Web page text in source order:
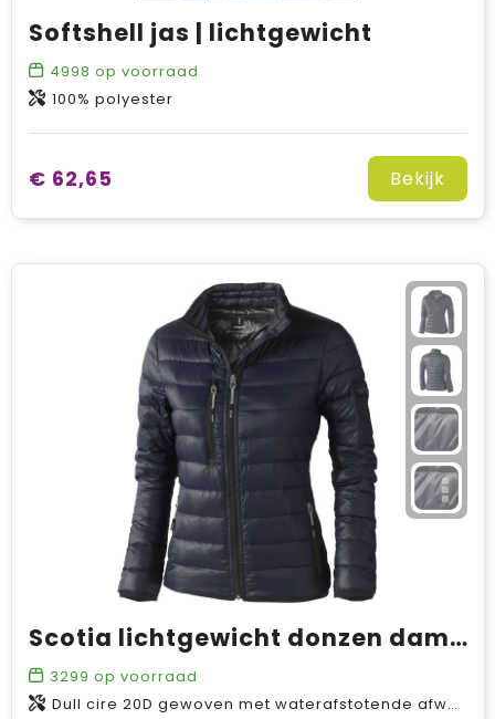
Softshell jas | lichtgewicht
4998 op voorraad
100% polyester
€ 62,65 Bekijk
Scotia lichtgewicht donzen dames jas
3299 op voorraad
Dull cire 20D gewoven met waterafstotende afwerking van Nylon, Padding/filling, Down insulation: Responsible Down Standard (RDS) van Dons Veren, 115 g/m2